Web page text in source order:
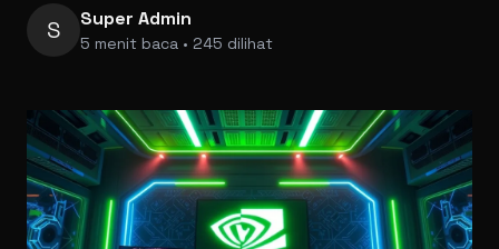
S Super Admin
5 menit baca • 245 dilihat